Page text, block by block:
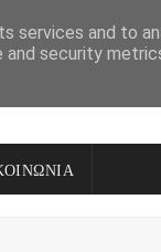
services and to
security